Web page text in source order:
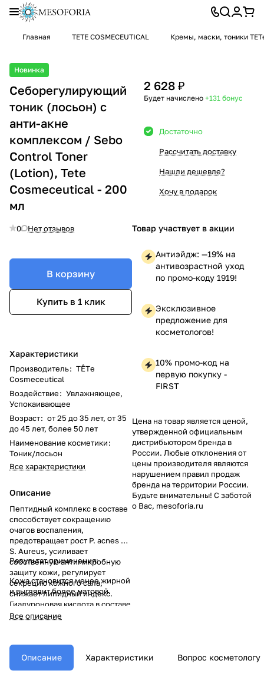
Главная TETE COSMECEUTICAL Кремы, маски, тоники
Новинка
Себорегулирующий
тоник (лосьон) с
анти-акне
комплексом / Sebo
Control Toner
(Lotion), Tete
Cosmeceutical - 200
мл
0 Нет отзывов
В корзину
Купить в 1 клик
Характеристики
Производитель: TÊTе
Cosmeceutical
Воздействие: Увлажняющее,
Успокаивающее
Возраст: от 25 до 35 лет, от 35
до 45 лет, более 50 лет
Наименование косметики:
Тоник/лосьон
Все характеристики
Описание
Пептидный комплекс в составе
способствует сокращению
очагов воспаления,
предотвращает рост P. acnes и
S. Aureus, усиливает
собственную антимикробную
защиту кожи, регулирует
секрецию кожного сала,
снижает липидный индекс.
Гиалуроновая кислота в составе
увлажняет и успокаивает.
Результат применения:
Кожа становится менее жирной
и выглядит более матовой.
Все описание
2 628 ₽
Будет начислено +131 бонус
Достаточно
Рассчитать доставку
Нашли дешевле?
Хочу в подарок
Товар участвует в акции
Антиэйдж: —19% на
антивозрастной уход
по промо-коду 1919!
Эксклюзивное
предложение для
косметологов!
10% промо-код на
первую покупку -
FIRST
Цена на товар является ценой,
утвержденной официальным
дистрибьютором бренда в
России. Любые отклонения от
цены производителя являются
нарушением правил продаж
бренда на территории России.
Будьте внимательны! С заботой
о Вас, mesoforia.ru
Описание Характеристики Вопрос косметологу